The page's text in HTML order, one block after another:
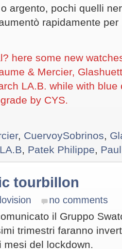
argento, pochi quelli
rapidamente
here some new
& Mercier,
LA.B. while with blue
by CYS.
, CuervoySobrinos
Patek Philippe
tourbillon
no comments
il Gruppo
trimestri faranno
del lockdown.